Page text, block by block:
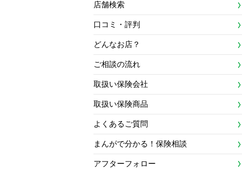
店舗検索
口コミ・評判
どんなお店？
ご相談の流れ
取扱い保険会社
取扱い保険商品
よくあるご質問
まんがで分かる！保険相談
アフターフォロー